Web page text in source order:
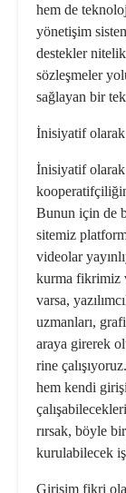
hem de
yönetişim
destekler
sözleşmeler
sağlayan bir
İnisiyatif olarak
İnisiyatif
Bunun için de
sitemiz
videolar
kurma fikrimiz
varsa,
uzmanları,
araya girerek
rine
hem kendi
rırsak, böyle
kurulabilecek
Girişim fikri